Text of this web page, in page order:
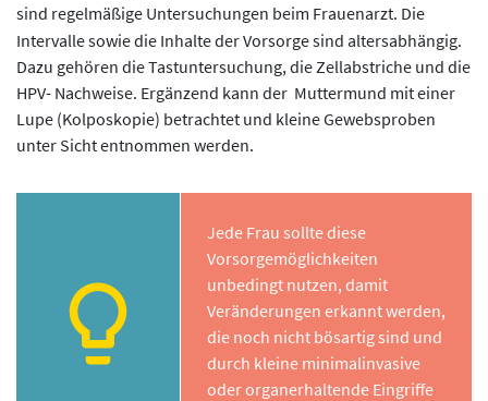
sind regelmäßige Untersuchungen beim Frauenarzt. Die
Intervalle sowie die Inhalte der Vorsorge sind altersabhängig.
Dazu gehören die Tastuntersuchung, die Zellabstriche und die
HPV- Nachweise. Ergänzend kann der Muttermund mit einer
Lupe (Kolposkopie) betrachtet und kleine Gewebsproben
unter Sicht entnommen werden.
Jede Frau sollte diese
Vorsorgemöglichkeiten
unbedingt nutzen, damit
Veränderungen erkannt werden,
die noch nicht bösartig sind und
durch kleine minimalinvasive
oder organerhaltende Eingriffe